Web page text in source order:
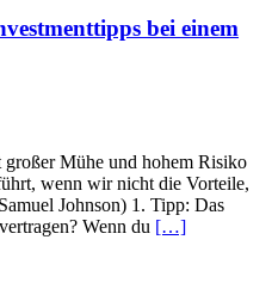
bei einem
Mühe und hohem Risiko
wenn wir nicht die Vorteile,
Johnson) 1. Tipp: Das
Wenn du […]